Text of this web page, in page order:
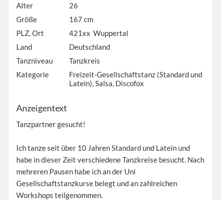
Alter
26
Größe
167 cm
PLZ, Ort
421xx Wuppertal
Land
Deutschland
Tanzniveau
Tanzkreis
Kategorie
Freizeit-Gesellschaftstanz (Standard und
Latein), Salsa, Discofox
Anzeigentext
Tanzpartner gesucht!
Ich tanze seit über 10 Jahren Standard und Latein und
habe in dieser Zeit verschiedene Tanzkreise besucht. Nach
mehreren Pausen habe ich an der Uni
Gesellschaftstanzkurse belegt und an zahlreichen
Workshops teilgenommen.